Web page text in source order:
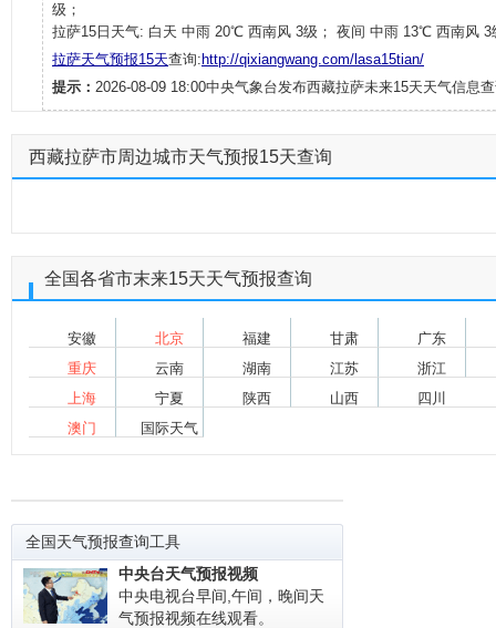
级；
拉萨15日天气: 白天 中雨 20℃ 西南风 3级； 夜间 中雨 13℃ 西南风 3
拉萨天气预报15天查询: http://qixiangwang.com/lasa15tian/
提示： 2026-08-09 18:00中央气象台发布西藏拉萨未来15天天气信息
西藏拉萨市周边城市天气预报15天查询
全国各省市末来15天天气预报查询
安徽 北京 福建 甘肃
广东
重庆
云南 湖南 江苏
浙江
上海
宁夏 陕西 山西
四川
澳门
国际天气
全国天气预报查询工具
中央台天气预报视频
中央电视台早间,午间，晚间天
气预报视频在线观看。